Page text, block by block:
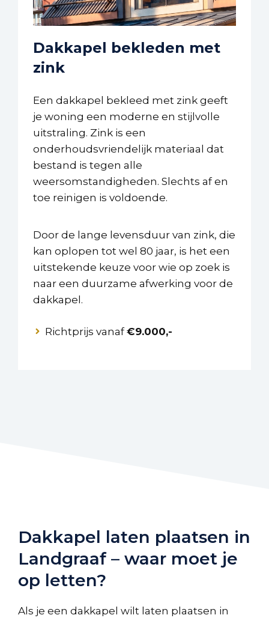
Dakkapel bekleden met
zink
Een dakkapel bekleed met zink geeft
je woning een moderne en stijlvolle
uitstraling. Zink is een
onderhoudsvriendelijk materiaal dat
bestand is tegen alle
weersomstandigheden. Slechts af en
toe reinigen is voldoende.
Door de lange levensduur van zink, die
kan oplopen tot wel 80 jaar, is het een
uitstekende keuze voor wie op zoek is
naar een duurzame afwerking voor de
dakkapel.
Richtprijs vanaf€9.000,-
Dakkapel laten plaatsen in
Landgraaf – waar moet je
op letten?
Als je een dakkapel wilt laten plaatsen in